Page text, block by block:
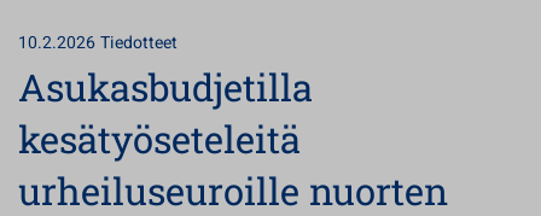
10.2.2026Tiedotteet
Asukasbudjetilla
kesätyöseteleitä
urheiluseuroille nuorten